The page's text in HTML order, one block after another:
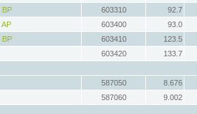
BP
603310
92.7
AP
603400
93.0
BP
603410
123.5
603420
133.7
587050
8.676
587060
9.002